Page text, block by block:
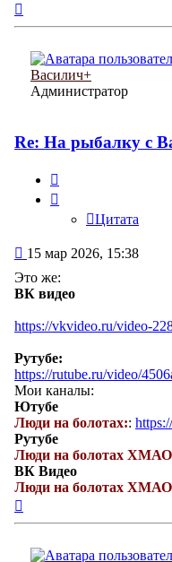
Василич+
Администратор
Re: На рыбалку с
Цитата
Сообщение
15 мар 2026, 15:38
Это же:
ВК видео
https://vkvideo.ru/video-
Рутубе:
https://rutube.ru/video/
Мои каналы:
Ютубе
Люди на болотах::
Рутубе
Люди на болотах
ВК Видео
Люди на болотах ХМАО